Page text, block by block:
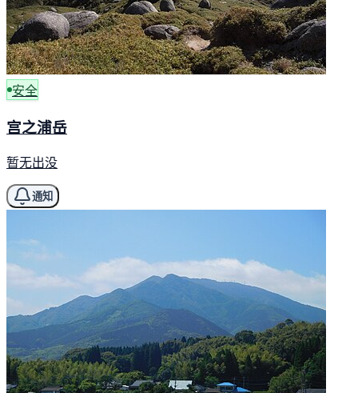
安全
宫之浦岳
暂无出没
通知